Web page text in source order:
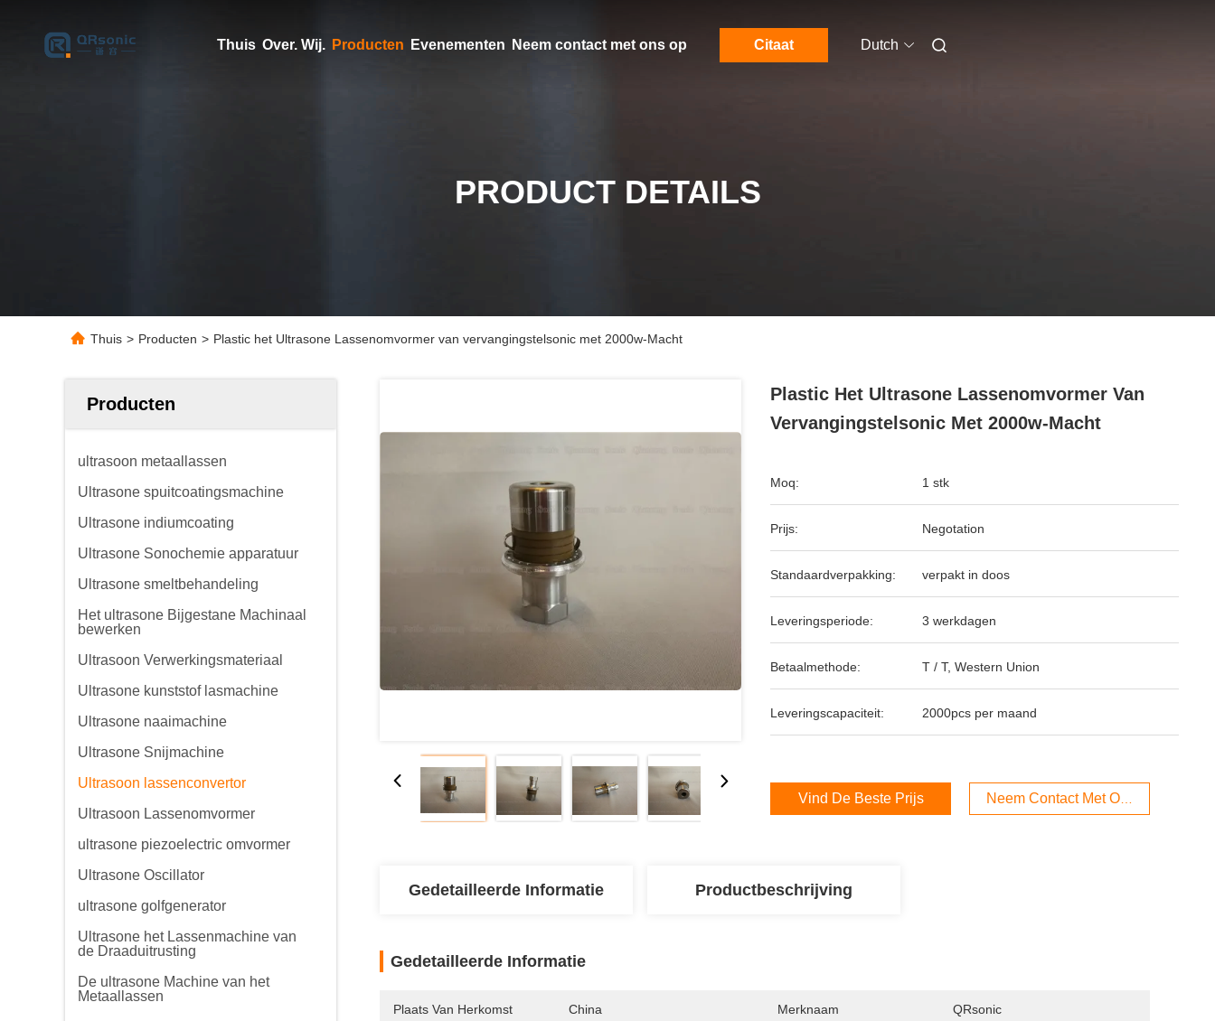
Thuis Over. Wij. Producten Evenementen Neem contact met ons op Citaat Dutch
PRODUCT DETAILS
Thuis > Producten > Plastic het Ultrasone Lassenomvormer van vervangingstelsonic met 2000w-Macht
Producten
ultrasoon metaallassen
Ultrasone spuitcoatingsmachine
Ultrasone indiumcoating
Ultrasone Sonochemie apparatuur
Ultrasone smeltbehandeling
Het ultrasone Bijgestane Machinaal
bewerken
Ultrasoon Verwerkingsmateriaal
Ultrasone kunststof lasmachine
Ultrasone naaimachine
Ultrasone Snijmachine
Ultrasoon lassenconvertor
Ultrasoon Lassenomvormer
ultrasone piezoelectric omvormer
Ultrasone Oscillator
ultrasone golfgenerator
Ultrasone het Lassenmachine van
de Draaduitrusting
De ultrasone Machine van het
Metaallassen
Plastic Het Ultrasone Lassenomvormer Van
Vervangingstelsonic Met 2000w-Macht
Moq: 1 stk
Prijs: Negotation
Standaardverpakking: verpakt in doos
Leveringsperiode: 3 werkdagen
Betaalmethode: T / T, Western Union
Leveringscapaciteit: 2000pcs per maand
Vind De Beste Prijs Neem Contact Met Ons Op
Gedetailleerde Informatie Productbeschrijving
Gedetailleerde Informatie
Plaats Van Herkomst China Merknaam QRsonic